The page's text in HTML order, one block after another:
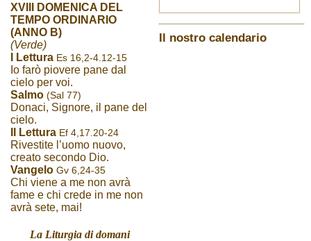
XVIII DOMENICA DEL
TEMPO ORDINARIO
(ANNO B)
(Verde)
I Lettura Es 16,2-4.12-15
Io farò piovere pane dal
cielo per voi.
Salmo (Sal 77)
Donaci, Signore, il pane del
cielo.
II Lettura Ef 4,17.20-24
Rivestite l’uomo nuovo,
creato secondo Dio.
Vangelo Gv 6,24-35
Chi viene a me non avrà
fame e chi crede in me non
avrà sete, mai!
La Liturgia di domani
Il nostro calendario